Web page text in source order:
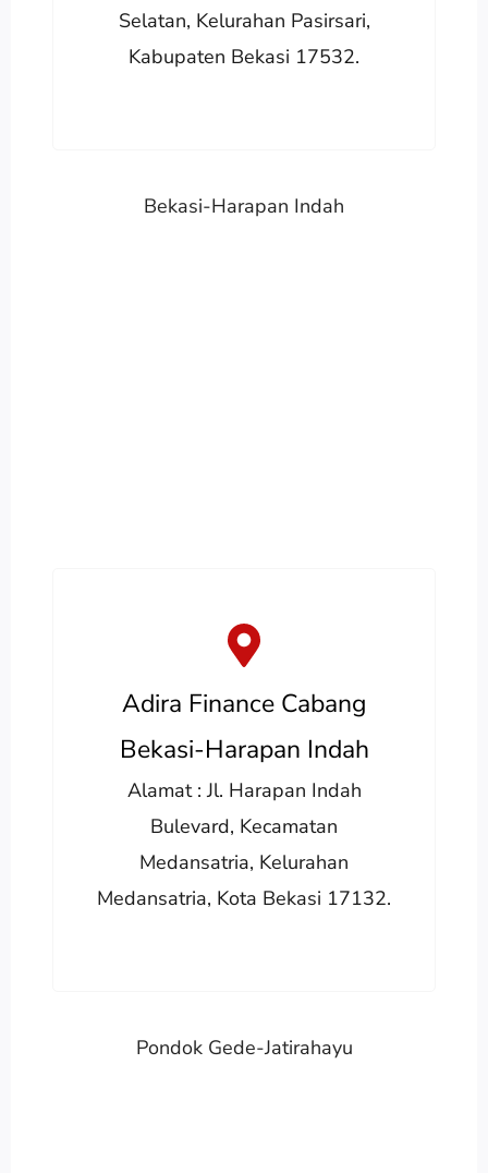
Selatan, Kelurahan Pasirsari,
Kabupaten Bekasi 17532.
Bekasi-Harapan Indah
Adira Finance Cabang
Bekasi-Harapan Indah
Alamat : Jl. Harapan Indah
Bulevard, Kecamatan
Medansatria, Kelurahan
Medansatria, Kota Bekasi 17132.
Pondok Gede-Jatirahayu